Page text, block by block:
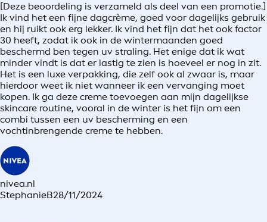
[Deze beoordeling is verzameld als deel van een promotie.]
Ik vind het een fijne dagcrème, goed voor dagelijks gebruik
en hij ruikt ook erg lekker. Ik vind het fijn dat het ook factor
30 heeft, zodat ik ook in de wintermaanden goed
beschermd ben tegen uv straling. Het enige dat ik wat
minder vindt is dat er lastig te zien is hoeveel er nog in zit.
Het is een luxe verpakking, die zelf ook al zwaar is, maar
hierdoor weet ik niet wanneer ik een vervanging moet
kopen. Ik ga deze creme toevoegen aan mijn dagelijkse
skincare routine, vooral in de winter is het fijn om een
combi tussen een uv bescherming en een
vochtinbrengende creme te hebben.
nivea.nl
StephanieB28/11/2024